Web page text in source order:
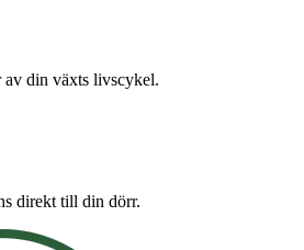
av din växts livscykel.
direkt till din dörr.